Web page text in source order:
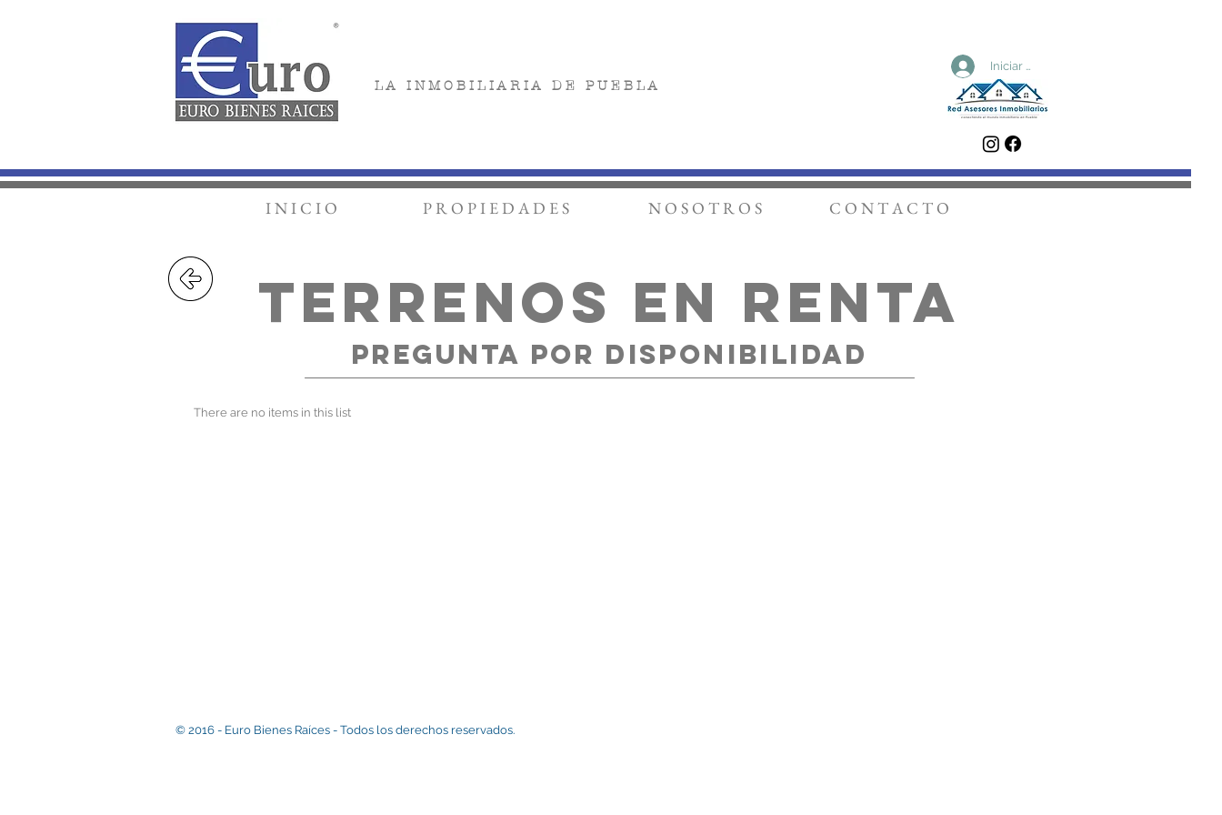
L A I N M O B I L I A R I A D E P U E B L A
Iniciar sesión
I N I C I O P R O P I E D A D E S N O S O T R O S C O N T A C T O
TERRENOS EN RENTa
PREGUNTA POR DISPONIBILIDAD
There are no items in this list
© 2016 - Euro Bienes Raíces - Todos los derechos reservados.